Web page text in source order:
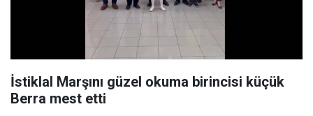
İstiklal Marşını güzel okuma birincisi küçük
Berra mest etti